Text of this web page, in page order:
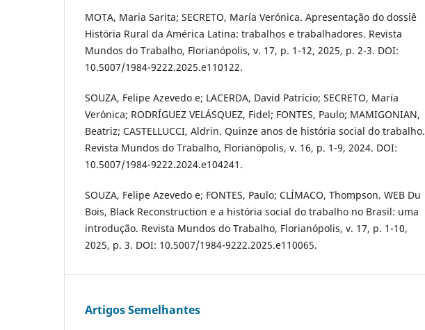
MOTA, Maria Sarita; SECRETO, María Verónica. Apresentação do dossiê
História Rural da América Latina: trabalhos e trabalhadores. Revista
Mundos do Trabalho, Florianópolis, v. 17, p. 1-12, 2025, p. 2-3. DOI:
10.5007/1984-9222.2025.e110122.
SOUZA, Felipe Azevedo e; LACERDA, David Patrício; SECRETO, María
Verónica; RODRÍGUEZ VELÁSQUEZ, Fidel; FONTES, Paulo; MAMIGONIAN,
Beatriz; CASTELLUCCI, Aldrin. Quinze anos de história social do trabalho.
Revista Mundos do Trabalho, Florianópolis, v. 16, p. 1-9, 2024. DOI:
10.5007/1984-9222.2024.e104241.
SOUZA, Felipe Azevedo e; FONTES, Paulo; CLÍMACO, Thompson. WEB Du
Bois, Black Reconstruction e a história social do trabalho no Brasil: uma
introdução. Revista Mundos do Trabalho, Florianópolis, v. 17, p. 1-10,
2025, p. 3. DOI: 10.5007/1984-9222.2025.e110065.
Artigos Semelhantes